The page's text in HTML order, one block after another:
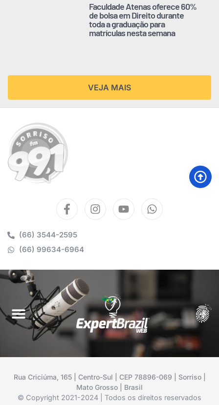
Faculdade Atenas oferece 60%
de bolsa em Direito durante
toda a graduação para
matrículas nesta semana
VEJA MAIS
(66) 3544-2595
(66) 99634-6964
Rua Criciúma, 165 | Centro-Sul | CEP 78896-069 | Sorriso |
Mato Grosso | Brasil
© Copyright 2021-2024 | Todos os direitos reservados